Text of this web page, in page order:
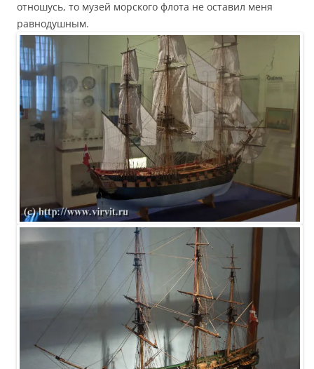
отношусь, то музей морского флота не оставил меня
равнодушным.